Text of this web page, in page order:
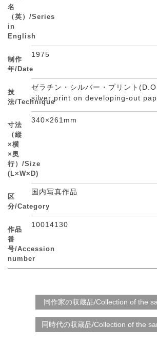
名
（英）/Series
in
English
制作
年/Date
1975
技
法/Technique
ゼラチン・シルバー・プリント
silver print on developing-out
寸法
（縦
×横
×奥
行）/Size
(L×W×D)
340×261mm
区
分/Category
国内写真作品
作品
番
号/Accession
number
10014130